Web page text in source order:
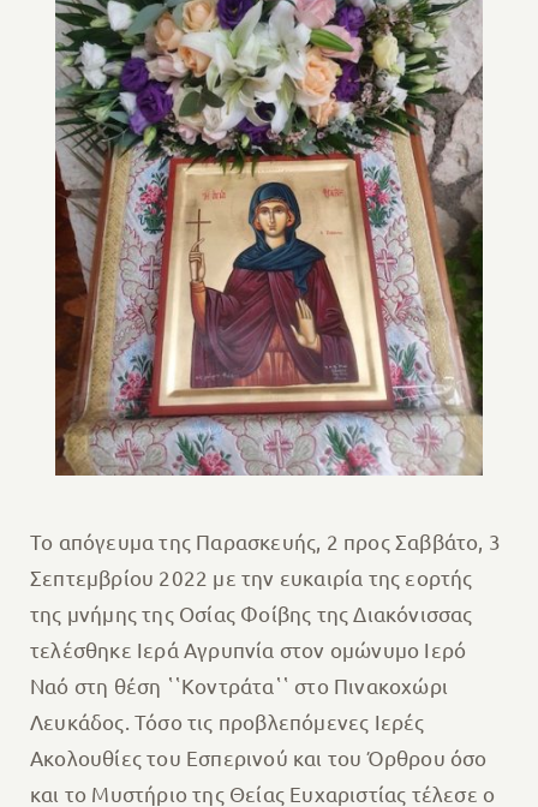
To απόγευμα της Παρασκευής, 2 προς Σαββάτο, 3
Σεπτεμβρίου 2022 με την ευκαιρία της εορτής
της μνήμης της Οσίας Φοίβης της Διακόνισσας
τελέσθηκε Ιερά Αγρυπνία στον ομώνυμο Ιερό
Ναό στη θέση ῾῾Κοντράτα῾῾ στο Πινακοχώρι
Λευκάδος. Τόσο τις προβλεπόμενες Ιερές
Ακολουθίες του Εσπερινού και του Όρθρου όσο
και το Μυστήριο της Θείας Ευχαριστίας τέλεσε ο